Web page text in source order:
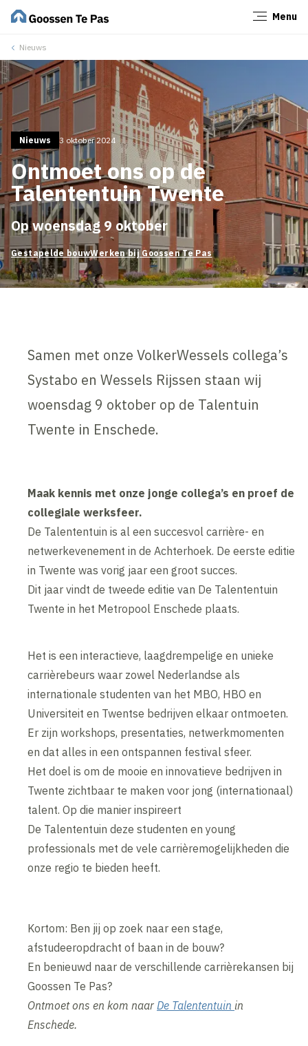
Menu
Nieuws
Nieuws 3 oktober 2024
Ontmoet ons op de
Talententuin Twente
Op woensdag 9 oktober
Gestapelde bouwWerken bij Goossen Te Pas
Samen met onze VolkerWessels collega’s
Systabo en Wessels Rijssen staan wij
woensdag 9 oktober op de Talentuin
Twente in Enschede.
Maak kennis met onze jonge collega’s en proef de
collegiale werksfeer.
De Talententuin is al een succesvol carrière- en
netwerkevenement in de Achterhoek. De eerste editie
in Twente was vorig jaar een groot succes.
Dit jaar vindt de tweede editie van De Talententuin
Twente in het Metropool Enschede plaats.
Het is een interactieve, laagdrempelige en unieke
carrièrebeurs waar zowel Nederlandse als
internationale studenten van het MBO, HBO en
Universiteit en Twentse bedrijven elkaar ontmoeten.
Er zijn workshops, presentaties, netwerkmomenten
en dat alles in een ontspannen festival sfeer.
Het doel is om de mooie en innovatieve bedrijven in
Twente zichtbaar te maken voor jong (internationaal)
talent. Op die manier inspireert
De Talententuin deze studenten en young
professionals met de vele carrièremogelijkheden die
onze regio te bieden heeft.
Kortom: Ben jij op zoek naar een stage,
afstudeeropdracht of baan in de bouw?
En benieuwd naar de verschillende carrièrekansen bij
Goossen Te Pas?
Ontmoet ons en kom naarDe Talententuinin
Enschede.
Sluiten